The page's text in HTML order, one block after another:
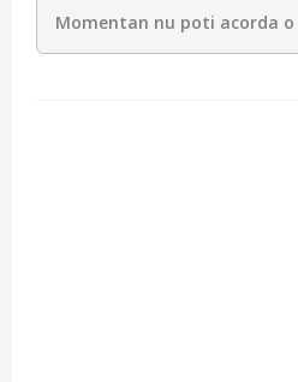
Momentan nu poti acorda